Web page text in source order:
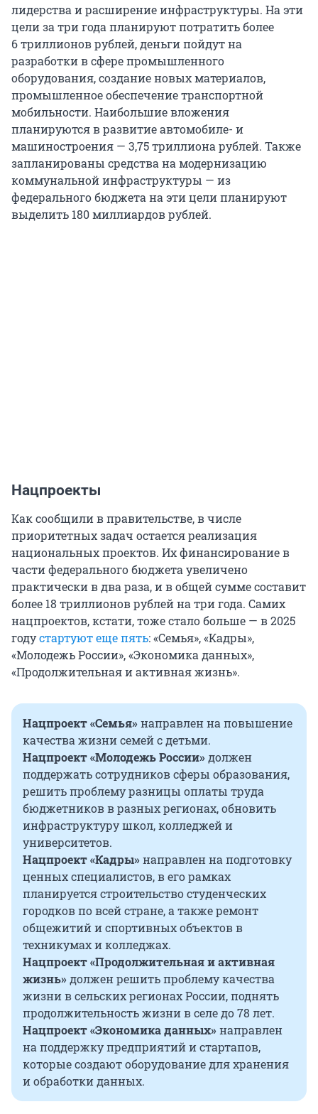
лидерства и расширение инфраструктуры. На эти
цели за три года планируют потратить более
6 триллионов рублей, деньги пойдут на
разработки в сфере промышленного
оборудования, создание новых материалов,
промышленное обеспечение транспортной
мобильности. Наибольшие вложения
планируются в развитие автомобиле- и
машиностроения — 3,75 триллиона рублей. Также
запланированы средства на модернизацию
коммунальной инфраструктуры — из
федерального бюджета на эти цели планируют
выделить 180 миллиардов рублей.
Нацпроекты
Как сообщили в правительстве, в числе
приоритетных задач остается реализация
национальных проектов. Их финансирование в
части федерального бюджета увеличено
практически в два раза, и в общей сумме составит
более 18 триллионов рублей на три года. Самих
нацпроектов, кстати, тоже стало больше — в 2025
годустартуют еще пять: «Семья», «Кадры»,
«Молодежь России», «Экономика данных»,
«Продолжительная и активная жизнь».
Нацпроект «Семья»направлен на повышение
качества жизни семей с детьми.
Нацпроект «Молодежь России» должен
поддержать сотрудников сферы образования,
решить проблему разницы оплаты труда
бюджетников в разных регионах, обновить
инфраструктуру школ, колледжей и
университетов.
Нацпроект «Кадры»направлен на подготовку
ценных специалистов, в его рамках
планируется строительство студенческих
городков по всей стране, а также ремонт
общежитий и спортивных объектов в
техникумах и колледжах.
Нацпроект «Продолжительная и активная
жизнь» должен решить проблему качества
жизни в сельских регионах России, поднять
продолжительность жизни в селе до 78 лет.
Нацпроект «Экономика данных»направлен
на поддержку предприятий и стартапов,
которые создают оборудование для хранения
и обработки данных.